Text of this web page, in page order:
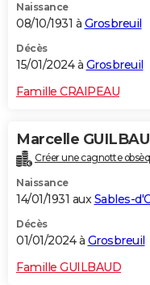
Naissance
08/10/1931 à Grosbreuil
Décès
15/01/2024 à Grosbreuil
Famille CRAIPEAU
Marcelle
Créer une cagnotte
Naissance
14/01/1931 auxSables-
Décès
01/01/2024 à Grosbreuil
Famille GUILBAUD